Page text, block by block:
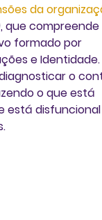
da
que
formado por
e
o
o que está
está